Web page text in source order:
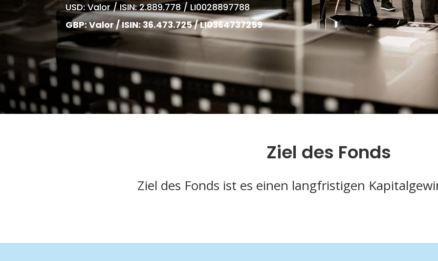
USD: Valor / ISIN: 2.889.778 / LI0028897788
GBP: Valor / ISIN: 36.473.725 / LI0364737259
Ziel des Fonds
Ziel des Fonds ist es einen langfristigen